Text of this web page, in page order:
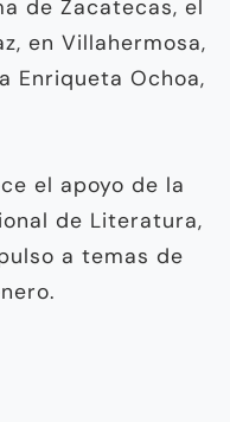
de Zacatecas, el
en Villahermosa,
Enriqueta Ochoa,
el apoyo de la
de Literatura,
a temas de